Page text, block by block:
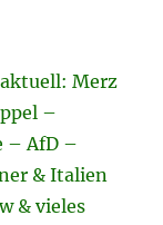
aktuell: Merz
–
– AfD –
& Italien
& vieles